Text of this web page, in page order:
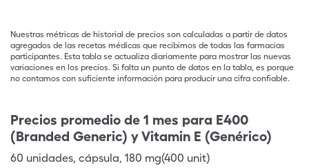
Nuestras métricas de historial de precios son calculadas a partir de datos
agregados de las recetas médicas que recibimos de todas las farmacias
participantes. Esta tabla se actualiza diariamente para mostrar las nuevas
variaciones en los precios. Si falta un punto de datos en la tabla, es porque
no contamos con suficiente información para producir una cifra confiable.
Precios promedio de 1 mes para E400
(Branded Generic) y Vitamin E (Genérico)
60 unidades, cápsula, 180 mg(400 unit)